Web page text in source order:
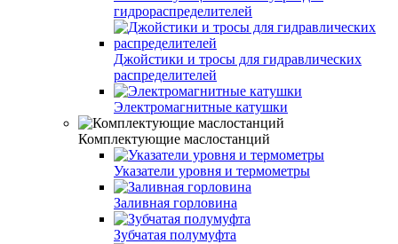
гидрораспределителей
Джойстики и тросы для гидравлических
распределителей
Электромагнитные катушки
Комплектующие маслостанций
Указатели уровня и термометры
Заливная горловина
Зубчатая полумуфта